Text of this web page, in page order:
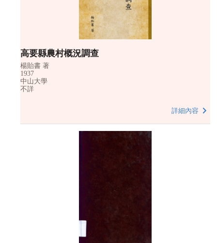
高要縣農村概況調查
楊貽書 著
1937
中山大學
不詳
詳細內容